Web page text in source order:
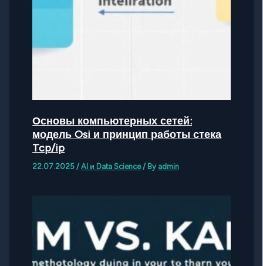
Основы компьютерных сетей:
модель Osi и принцип работы стека
Tcp/ip
22.07.2025 /AI и Data Science/ By admin